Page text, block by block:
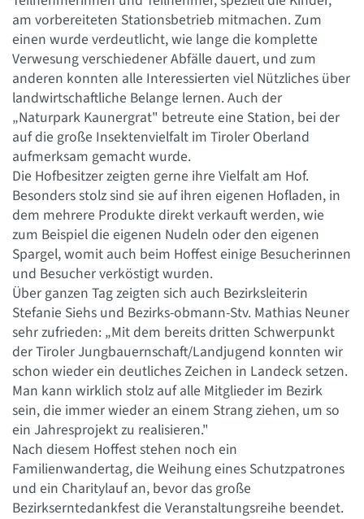
am vorbereiteten Stationsbetrieb mitmachen. Zum
einen wurde verdeutlicht, wie lange die komplette
Verwesung verschiedener Abfälle dauert, und zum
anderen konnten alle Interessierten viel Nützliches über
landwirtschaftliche Belange lernen. Auch der
„Naturpark Kaunergrat" betreute eine Station, bei der
auf die große Insektenvielfalt im Tiroler Oberland
aufmerksam gemacht wurde.
Die Hofbesitzer zeigten gerne ihre Vielfalt am Hof.
Besonders stolz sind sie auf ihren eigenen Hofladen, in
dem mehrere Produkte direkt verkauft werden, wie
zum Beispiel die eigenen Nudeln oder den eigenen
Spargel, womit auch beim Hoffest einige Besucherinnen
und Besucher verköstigt wurden.
Über ganzen Tag zeigten sich auch Bezirksleiterin
Stefanie Siehs und Bezirks-obmann-Stv. Mathias Neuner
sehr zufrieden: „Mit dem bereits dritten Schwerpunkt
der Tiroler Jungbauernschaft/Landjugend konnten wir
schon wieder ein deutliches Zeichen in Landeck setzen.
Man kann wirklich stolz auf alle Mitglieder im Bezirk
sein, die immer wieder an einem Strang ziehen, um so
ein Jahresprojekt zu realisieren."
Nach diesem Hoffest stehen noch ein
Familienwandertag, die Weihung eines Schutzpatrones
und ein Charitylauf an, bevor das große
Bezirkserntedankfest die Veranstaltungsreihe beendet.